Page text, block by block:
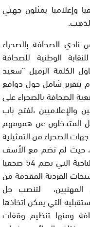
الاجتماع أزيد من 45 صحفيا وإعلاميا يمثلون جهتي
الصحافة بالصحراء
الوطنية للصحافة
الكلمة الزميل “سعيد
بتقرير شامل حول دوافع
الصحافة بالصحراء على
والإعلاميين ،لفتح باب
فيها كل المتدخلون عن همومهم
الصحراء من التمثيلية
حيث لم تضم مع الأسف
لائحة الترشيحات أي عضو من الهيئة الناخبة التي تضم 54 صحفيا
الفردية المقدمة من
المهنيين، لتنصب جل
التي يمكن اتخاذها
ومنها تنظيم وقفات